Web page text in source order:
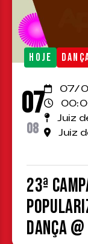
HOJE
07
08
07/
Juiz
Juiz
23ª
Dança